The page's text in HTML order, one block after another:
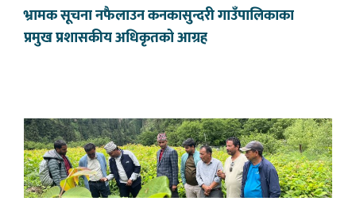
भ्रामक सूचना नफैलाउन कनकासुन्दरी गाउँपालिकाका
प्रमुख प्रशासकीय अधिकृतको आग्रह